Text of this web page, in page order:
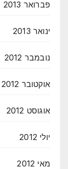
פברואר 2013
ינואר 2013
נובמבר 2012
אוקטובר 2012
אוגוסט 2012
יולי 2012
מאי 2012